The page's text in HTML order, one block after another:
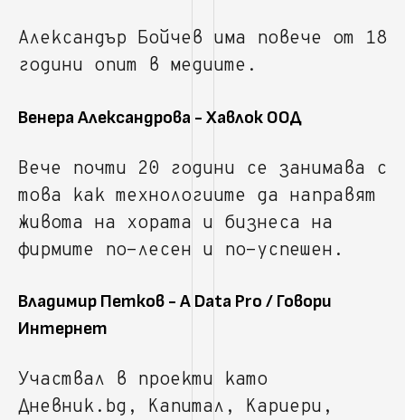
Aлександър Бойчев има повече от 18
години опит в медиите.
Венера Александрова - Хавлок ООД
Вече почти 20 години се занимава с
това как технологиите да направят
живота на хората и бизнеса на
фирмите по-лесен и по-успешен.
Владимир Петков - A Data Pro / Говори
Интернет
Участвал в проекти като
Дневник.bg, Капитал, Кариери,